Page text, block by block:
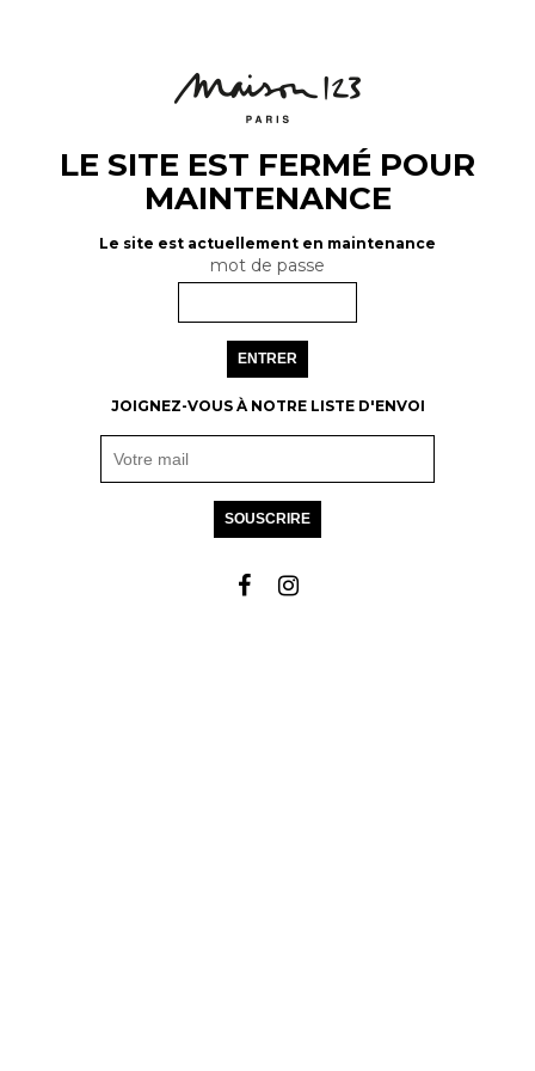
LE SITE EST FERMÉ POUR
MAINTENANCE
Le site est actuellement en maintenance
mot de passe
ENTRER
JOIGNEZ-VOUS À NOTRE LISTE D'ENVOI
SOUSCRIRE